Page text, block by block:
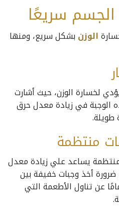
سريعًا
الوزنبشكل سريع، ومنها
لخسارة الوزن، حيث أشارت
الوجبة في زيادة معدل حرق
طويلة.
منتظمة
منتظمة يساعد علي زيادة معدل
أخذ وجبات خفيفة بين
عن تناول الأطعمة التي